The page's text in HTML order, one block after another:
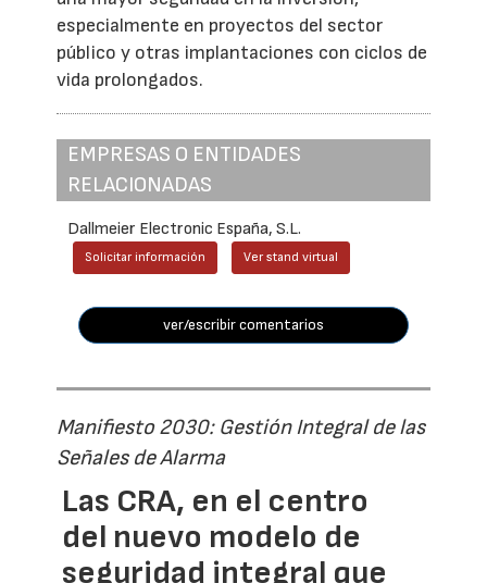
especialmente en proyectos del sector
público y otras implantaciones con ciclos de
vida prolongados.
EMPRESAS O ENTIDADES
RELACIONADAS
Dallmeier Electronic España, S.L.
Solicitar información Ver stand virtual
ver/escribir comentarios
Manifiesto 2030: Gestión Integral de las
Señales de Alarma
Las CRA, en el centro
del nuevo modelo de
seguridad integral que